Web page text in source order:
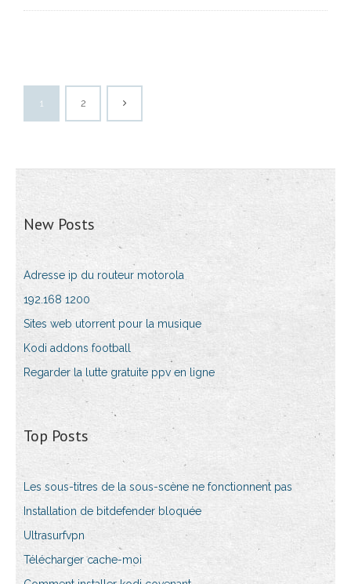
1 2
New Posts
Adresse ip du routeur motorola
192.168 1200
Sites web utorrent pour la musique
Kodi addons football
Regarder la lutte gratuite ppv en ligne
Top Posts
Les sous-titres de la sous-scène ne fonctionnent pas
Installation de bitdefender bloquée
Ultrasurfvpn
Télécharger cache-moi